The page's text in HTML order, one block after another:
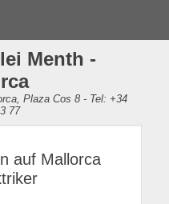
Menth -
Plaza Cos 8 - Tel: +34
77
auf Mallorca